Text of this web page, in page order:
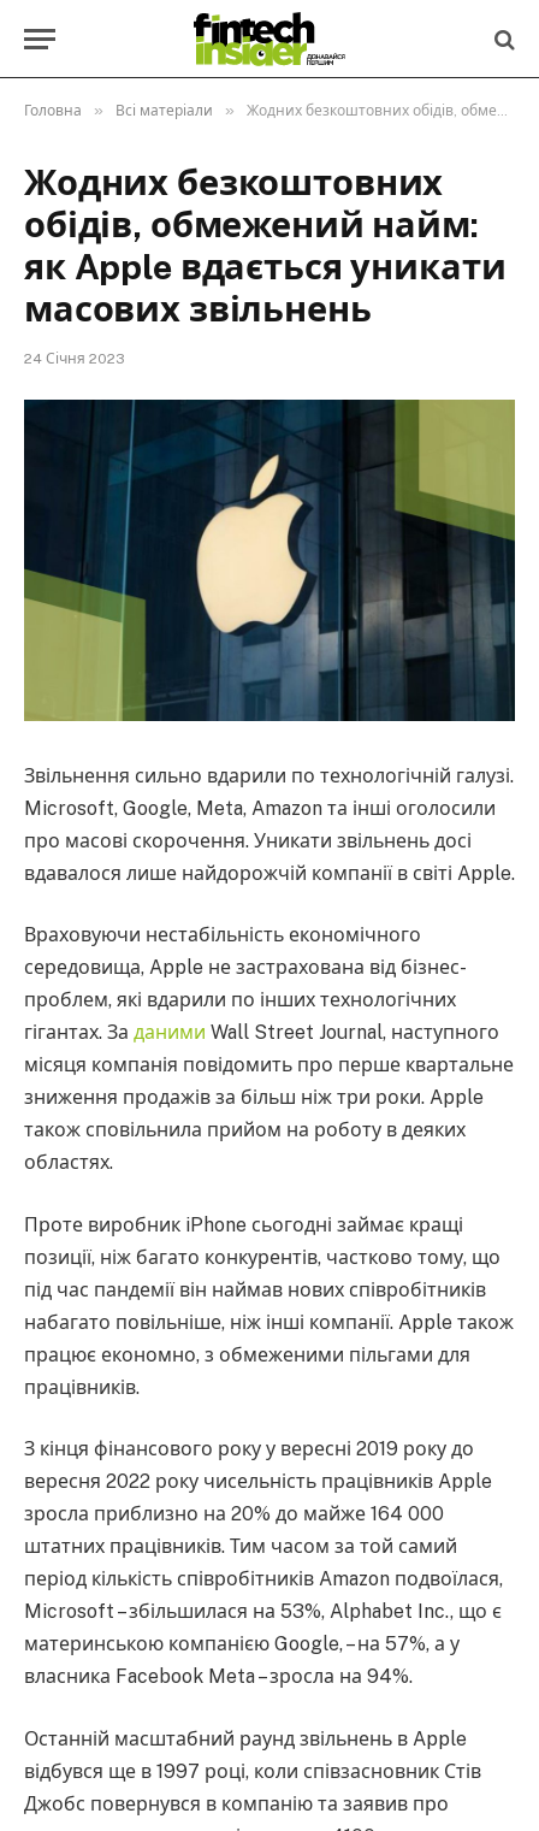
Головна » Всі матеріали » Жодних безкоштовних обідів, обмежений найм: як Apple вдається уникати масових звільнень
Жодних безкоштовних
обідів, обмежений найм:
як Apple вдається уникати
масових звільнень
24 Січня 2023
Звільнення сильно вдарили по технологічній галузі.
Microsoft, Google, Meta, Amazon та інші оголосили
про масові скорочення. Уникати звільнень досі
вдавалося лише найдорожчій компанії в світі Apple.
Враховуючи нестабільність економічного
середовища, Apple не застрахована від бізнес-
проблем, які вдарили по інших технологічних
гігантах. За даними Wall Street Journal, наступного
місяця компанія повідомить про перше квартальне
зниження продажів за більш ніж три роки. Apple
також сповільнила прийом на роботу в деяких
областях.
Проте виробник iPhone сьогодні займає кращі
позиції, ніж багато конкурентів, частково тому, що
під час пандемії він наймав нових співробітників
набагато повільніше, ніж інші компанії. Apple також
працює економно, з обмеженими пільгами для
працівників.
З кінця фінансового року у вересні 2019 року до
вересня 2022 року чисельність працівників Apple
зросла приблизно на 20% до майже 164 000
штатних працівників. Тим часом за той самий
період кількість співробітників Amazon подвоїлася,
Microsoft – збільшилася на 53%, Alphabet Inc., що є
материнською компанією Google, – на 57%, а у
власника Facebook Meta – зросла на 94%.
Останній масштабний раунд звільнень в Apple
відбувся ще в 1997 році, коли співзасновник Стів
Джобс повернувся в компанію та заявив про